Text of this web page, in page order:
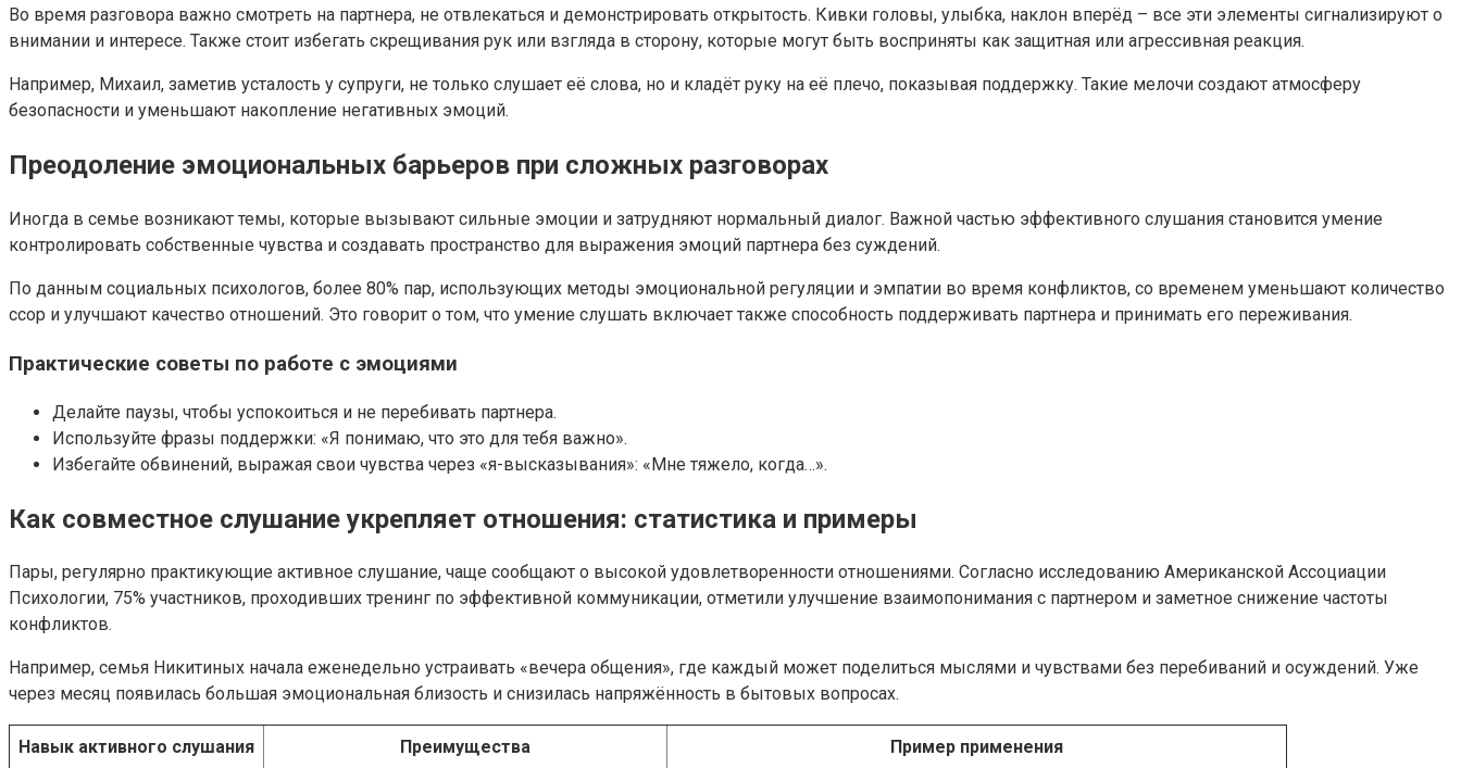
Во время разговора важно смотреть на партнера, не отвлекаться и демонстрировать открытость. Кивки головы, улыбка, наклон вперёд – все эти элементы сигнализируют о
внимании и интересе. Также стоит избегать скрещивания рук или взгляда в сторону, которые могут быть восприняты как защитная или агрессивная реакция.
Например, Михаил, заметив усталость у супруги, не только слушает её слова, но и кладёт руку на её плечо, показывая поддержку. Такие мелочи создают атмосферу
безопасности и уменьшают накопление негативных эмоций.
Преодоление эмоциональных барьеров при сложных разговорах
Иногда в семье возникают темы, которые вызывают сильные эмоции и затрудняют нормальный диалог. Важной частью эффективного слушания становится умение
контролировать собственные чувства и создавать пространство для выражения эмоций партнера без суждений.
По данным социальных психологов, более 80% пар, использующих методы эмоциональной регуляции и эмпатии во время конфликтов, со временем уменьшают количество
ссор и улучшают качество отношений. Это говорит о том, что умение слушать включает также способность поддерживать партнера и принимать его переживания.
Практические советы по работе с эмоциями
Делайте паузы, чтобы успокоиться и не перебивать партнера.
Используйте фразы поддержки: «Я понимаю, что это для тебя важно».
Избегайте обвинений, выражая свои чувства через «я-высказывания»: «Мне тяжело, когда…».
Как совместное слушание укрепляет отношения: статистика и примеры
Пары, регулярно практикующие активное слушание, чаще сообщают о высокой удовлетворенности отношениями. Согласно исследованию Американской Ассоциации
Психологии, 75% участников, проходивших тренинг по эффективной коммуникации, отметили улучшение взаимопонимания с партнером и заметное снижение частоты
конфликтов.
Например, семья Никитиных начала еженедельно устраивать «вечера общения», где каждый может поделиться мыслями и чувствами без перебиваний и осуждений. Уже
через месяц появилась большая эмоциональная близость и снизилась напряжённость в бытовых вопросах.
Навык активного слушания Преимущества Пример применения